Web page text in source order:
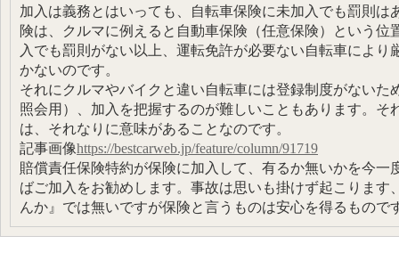
加入は義務とはいっても、自転車保険に未加入でも罰則は
険は、クルマに例えると自動車保険（任意保険）という位
入でも罰則がない以上、運転免許が必要ない自転車により
かないのです。
それにクルマやバイクと違い自転車には登録制度がないた
照会用）、加入を把握するのが難しいこともあります。そ
は、それなりに意味があることなのです。
記事画像https://bestcarweb.jp/feature/column/91719
賠償責任保険特約が保険に加入して、有るか無いかを今一
ばご加入をお勧めします。事故は思いも掛けず起こります
んか』では無いですが保険と言うものは安心を得るもので